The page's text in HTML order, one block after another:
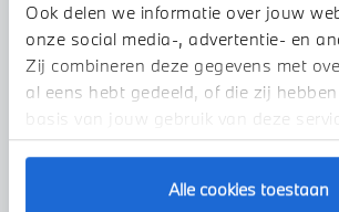
Ook delen we informatie over jouw
onze social media-, advertentie- en
Zij combineren deze gegevens met
al eens hebt gedeeld, of die zij
basis van jouw gebruik van deze
Alle cookies toestaan
Uw auto inruilen?